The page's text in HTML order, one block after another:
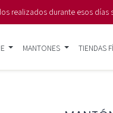
realizados durante esos días
MANTONES TIENDAS